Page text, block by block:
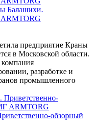
Балашихи.
предприятие Краны
в Московской области.
компания
разработке и
промышленного
обзорный